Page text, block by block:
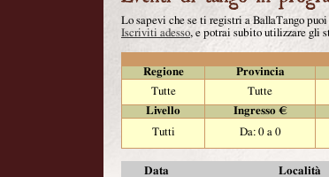
Lo sapevi che se ti registri a BallaTango
Iscriviti adesso, e potrai subito utilizzare gli
Regione
Provincia
Tutte
Tutte
Livello
Ingresso €
Tutti
Da: 0 a 0
Data Località